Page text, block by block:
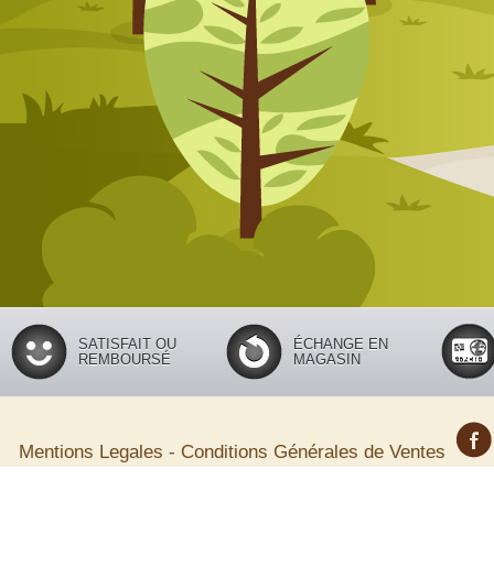
SATISFAIT OU
REMBOURSÉ
ÉCHANGE EN
MAGASIN
Mentions Legales - Conditions Générales de Ventes